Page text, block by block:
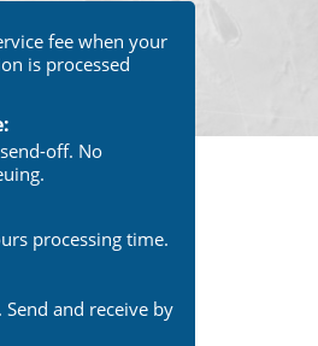
fee when your
is processed
off. No
processing time.
and receive by